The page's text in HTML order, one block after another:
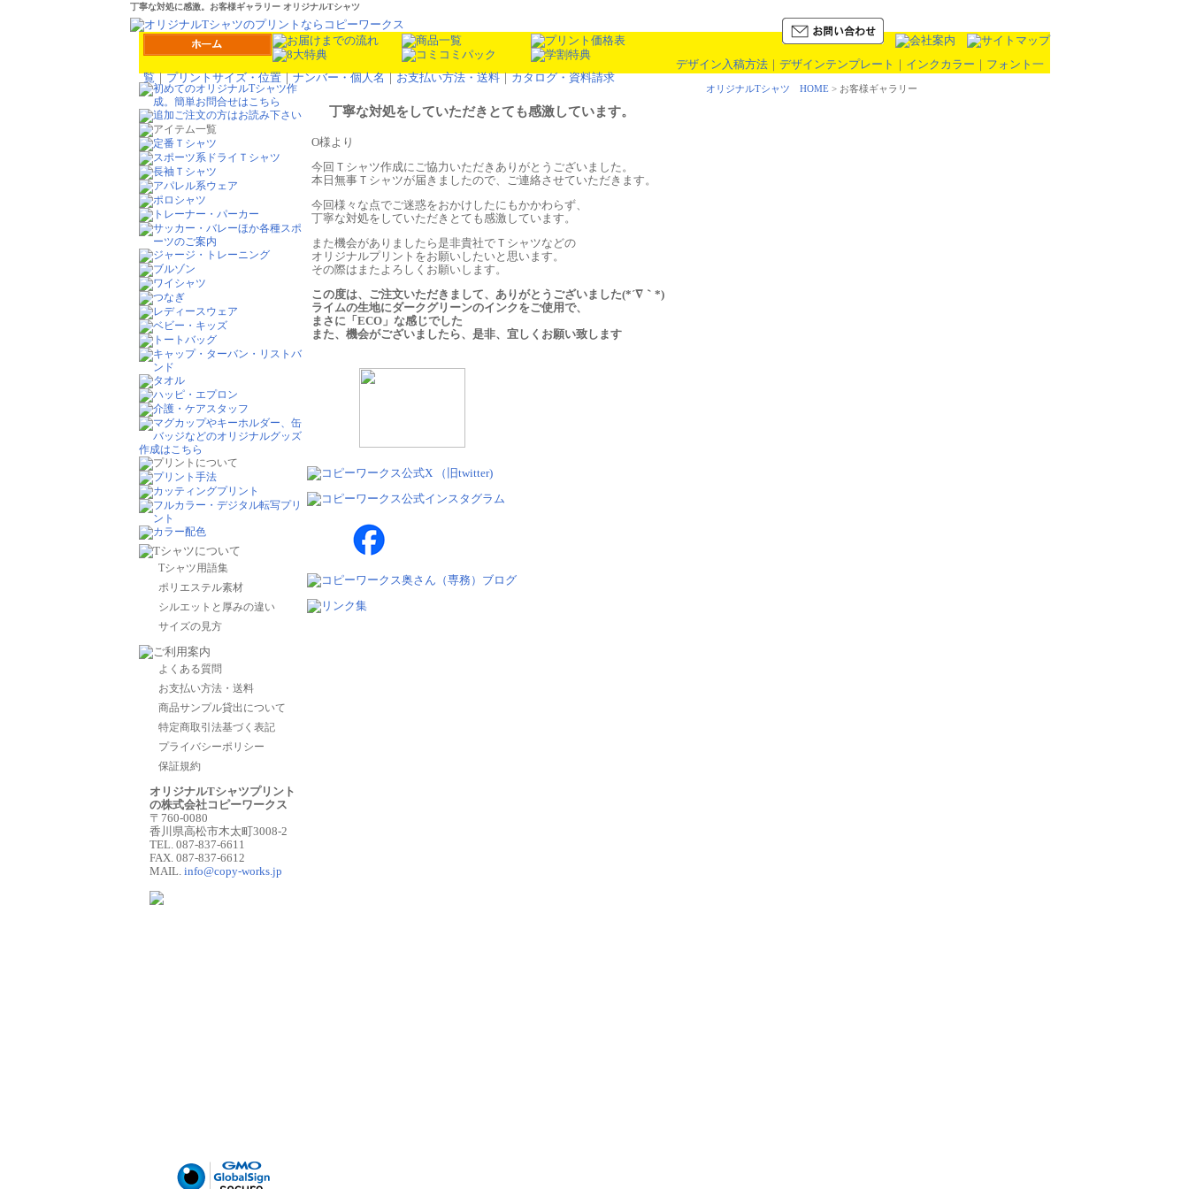
丁寧な対処に感激。お客様ギャラリー オリジナルTシャツ
デザイン入稿方法 ｜ デザインテンプレート ｜ インクカラー ｜ フォント一
覧｜プリントサイズ・位置｜ナンバー・個人名｜お支払い方法・送料｜カタログ・資料請求
Tシャツ用語集
ポリエステル素材
シルエットと厚みの違い
サイズの見方
よくある質問
お支払い方法・送料
商品サンプル貸出について
特定商取引法基づく表記
プライバシーポリシー
保証規約
オリジナルTシャツプリント
の株式会社コピーワークス
〒760-0080
香川県高松市木太町3008-2
TEL. 087-837-6611
FAX. 087-837-6612
MAIL. info@copy-works.jp
オリジナルTシャツ HOME > お客様ギャラリー
丁寧な対処をしていただきとても感激しています。
O様より
今回Ｔシャツ作成にご協力いただきありがとうございました。
本日無事Ｔシャツが届きましたので、ご連絡させていただきます。
今回様々な点でご迷惑をおかけしたにもかかわらず、
丁寧な対処をしていただきとても感激しています。
また機会がありましたら是非貴社でＴシャツなどの
オリジナルプリントをお願いしたいと思います。
その際はまたよろしくお願いします。
この度は、ご注文いただきまして、ありがとうございました(*´∇｀*)
ライムの生地にダークグリーンのインクをご使用で、
まさに「ECO」な感じでした
また、機会がございましたら、是非、宜しくお願い致します